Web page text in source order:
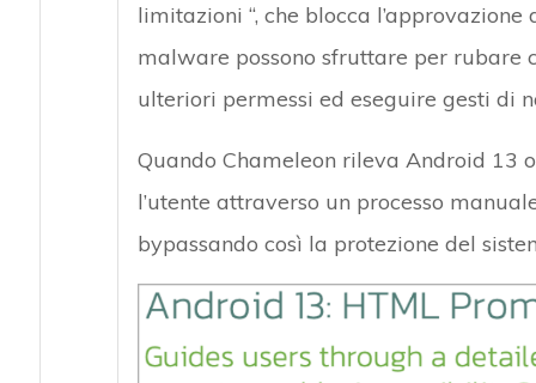
limitazioni “, che blocca
malware possono sfruttare per rubare
ulteriori permessi ed eseguire gesti di
Quando Chameleon rileva Android 13
l’utente attraverso un processo
bypassando così la protezione del